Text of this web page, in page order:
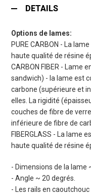
DETAILS
Options de lames:
PURE CARBON - La
haute qualité de résine
CARBON FIBER - Lame
sandwich) - la lame est
carbone (supérieure et
elles. La rigidité
couches de fibre de
inférieure de fibre de
FIBERGLASS - La lame
haute qualité de résine
- Dimensions de la lame
- Angle ~ 20 degrés.
- Les rails en